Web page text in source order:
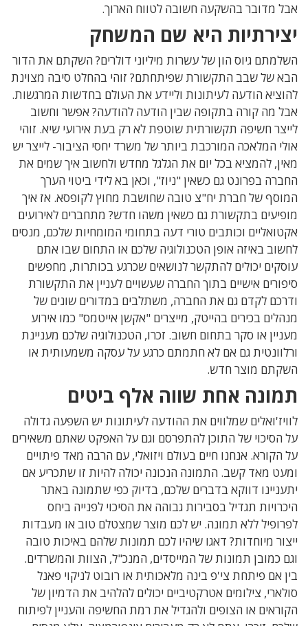
אבל מדובר בהשקעה חשובה לטווח הארוך.
יצירתיות היא שם המשחק
השלמתם גיוס הון של עשרות מיליוני דולרים? השקתם את הדור
הבא של שבב התקשורת שפיתחתם? זוהי בהחלט סיבה מצוינת
להוציא הודעה לעיתונות וליידע את העולם בחדשות המרגשות.
אבל מה קורה בתקופה שבין הודעה להודעה? אפשר וחשוב
לייצר חשיפה תקשורתית שוטפת לא רק בעת אירועי שיא. זוהי
אולי המלאכה המורכבת ביותר של משרד יחסי הציבור- לייצר יש
מאין, להמציא בכל יום את הגלגל מחדש ולחשוב איך שמים את
החברה בפרונט גם כשאין "ניוז", וכאן בא לידי ביטוי הערך
המוסף של חברת יח"צ טובה שחושבת מחוץ לקופסא. אז איך
מופיעים בתקשורת גם כשאין משהו חדש? מתחברים לאירועים
אקטואליים וכותבים טורי דעה בתחומי המומחיות שלכם, מנסים
לחשוב באיזה אופן הטכנולוגיה שלכם או התחום שבו אתם
עוסקים יכולים להתקשר לנושאים שכרגע בכותרות, מחפשים
סיפורים אישיים בתוך החברה שעשויים לעניין את התקשורת
ודרכם לקדם גם את החברה, משתלבים במדורים שונים של
מנהלים בכירים בהייטק, מייצרים "אקשן אייטמס" כמו אירוע
מעניין או סקר בתחום חשוב. זכרו, הטכנולוגיה שלכם מעניינת
ורלוונטית גם אם לא חתמתם כרגע על עסקה משמעותית או
השקתם מוצר חדש.
תמונה אחת שווה אלף ביטים
לוויז'ואלים שמלווים את ההודעה לעיתונות יש השפעה גדולה
על הסיכוי של התוכן להתפרסם וגם על האפקט שאתם משאירים
על הקורא. אנחנו חיים בעולם ויזואלי, עם הרבה מאד פיתויים
ומעט מאד קשב. התמונה הנכונה יכולה להיות זו שתכריע אם
יתעניינו דווקא בדברים שלכם, בדיוק כפי שתמונה באתר
היכרויות תגדיל בסבירות גבוהה את הסיכוי לפנייה ביחס
לפרופיל ללא תמונה. יש לכם מוצר שמצטלם טוב או מעבדות
ייצור מיוחדות? דאגו שיהיו לכם תמונות שלהם באיכות טובה
וגם כמובן תמונות של המייסדים, המנכ"ל, הצוות והמשרדים.
בין אם פיתחת צי'פ בינה מלאכותית או רובוט לניקוי פאנל
סולארי, צילומים אטרקטיביים יכולים להלהיב את הדמיון של
הקוראים או הצופים ולהגדיל את רמת החשיפה והעניין לפיתוח